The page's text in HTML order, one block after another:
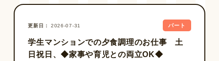
更新日 2026-07-31 パート
学生マンションでの夕食調理のお仕事 土
日祝日、◆家事や育児との両立OK◆